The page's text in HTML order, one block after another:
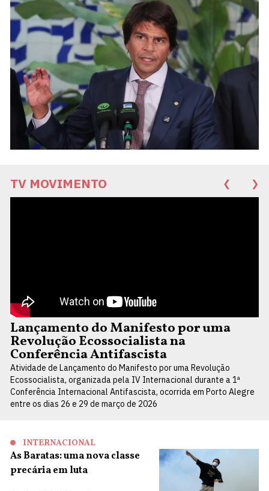
TV MOVIMENTO ❮ ❯
Lançamento do Manifesto por uma
Revolução Ecossocialista na
Conferência Antifascista
Atividade de Lançamento do Manifesto por uma Revolução
Ecossocialista, organizada pela IV Internacional durante a 1ª
Conferência Internacional Antifascista, ocorrida em Porto Alegre
entre os dias 26 e 29 de março de 2026
INTERNACIONAL
As Baratas: uma nova classe
precária em luta